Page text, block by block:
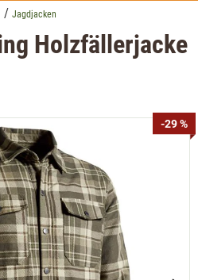
Jagdjacken
Holzfällerjacke
-29 %